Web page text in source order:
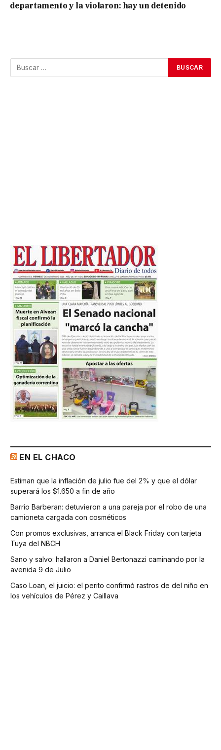
departamento y la violaron: hay un detenido
EN EL CHACO
Estiman que la inflación de julio fue del 2% y que el dólar
superará los $1.650 a fin de año
Barrio Barberan: detuvieron a una pareja por el robo de una
camioneta cargada con cosméticos
Con promos exclusivas, arranca el Black Friday con tarjeta
Tuya del NBCH
Sano y salvo: hallaron a Daniel Bertonazzi caminando por la
avenida 9 de Julio
Caso Loan, el juicio: el perito confirmó rastros de del niño en
los vehículos de Pérez y Caillava